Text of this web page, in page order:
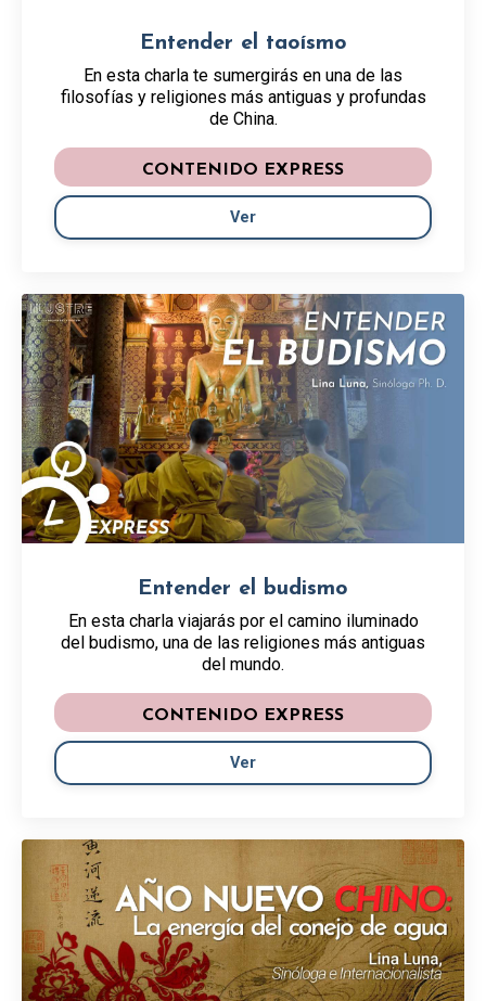
Entender el taoísmo
En esta charla te sumergirás en una de las
filosofías y religiones más antiguas y profundas
de China.
CONTENIDO EXPRESS
Ver
Entender el budismo
En esta charla viajarás por el camino iluminado
del budismo, una de las religiones más antiguas
del mundo.
CONTENIDO EXPRESS
Ver